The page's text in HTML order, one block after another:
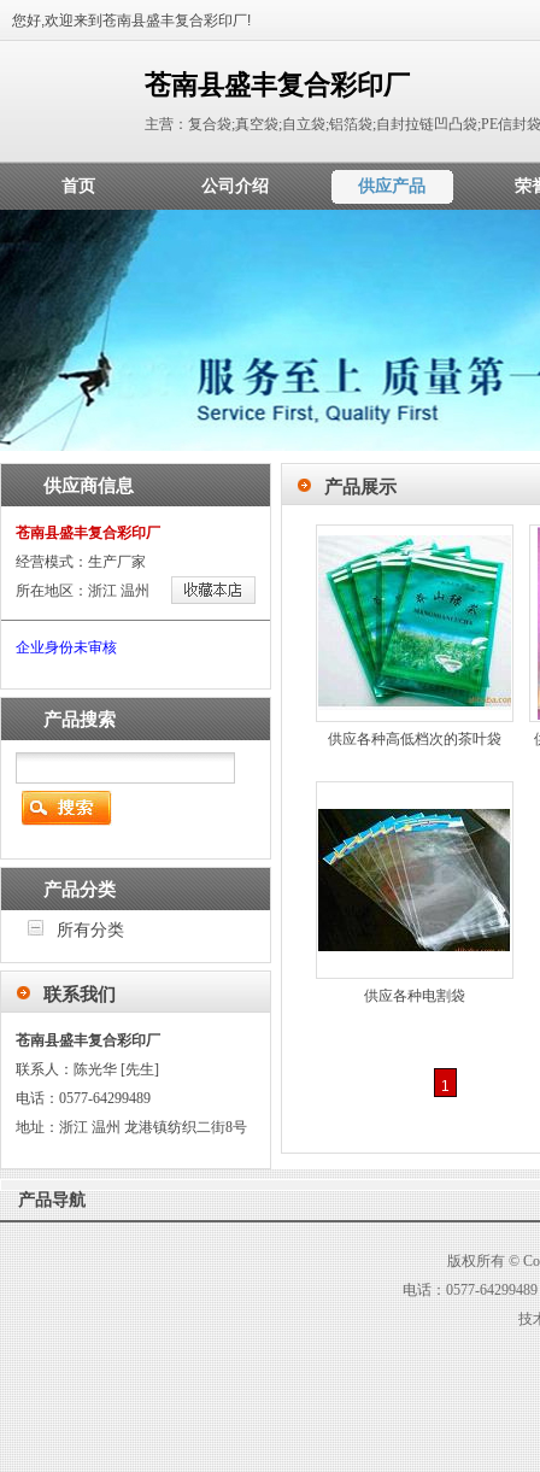
您好,欢迎来到苍南县盛丰复合彩印厂!
苍南县盛丰复合彩印厂
主营：复合袋;真空袋;自立袋;铝箔袋;自封拉链凹凸袋;PE信封
首页 公司介绍 供应产品 荣
供应商信息
苍南县盛丰复合彩印厂
经营模式：生产厂家
所在地区：浙江 温州
企业身份未审核
产品搜索
产品分类
所有分类
联系我们
苍南县盛丰复合彩印厂
联系人：陈光华 [先生]
电话：0577-64299489
地址：浙江 温州 龙港镇纺织二街8号
产品展示
供应各种高低档次的茶叶袋
供应各种电割袋
1
产品导航
版权所有 ©
电话：0577-
技